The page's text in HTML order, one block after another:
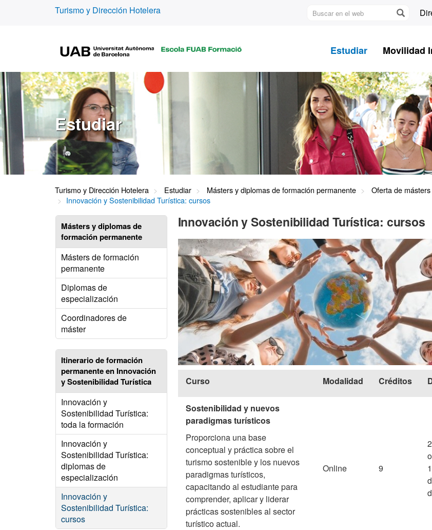
Turismo y Dirección Hotelera
Buscar
B
Estudiar Movilidad
Estudiar
Turismo y Dirección Hotelera Estudiar Másters y diplomas de formación permanente
Oferta de
Innovación y Sostenibilidad Turística: cursos
Másters y diplomas de
formación permanente
Másters de formación
permanente
Diplomas de
especialización
Coordinadores de
máster
Itinerario de formación
permanente en Innovación
y Sostenibilidad Turística
Innovación y
Sostenibilidad Turística:
toda la formación
Innovación y
Sostenibilidad Turística:
diplomas de
especialización
Innovación y
Sostenibilidad Turística:
cursos
Innovación y Sostenibilidad Turística: cursos
Curso Modalidad Créditos
Sostenibilidad y nuevos
paradigmas turísticos
Proporciona una base
conceptual y práctica sobre el
turismo sostenible y los nuevos
paradigmas turísticos,
capacitando al estudiante para
comprender, aplicar y liderar
prácticas sostenibles al sector
turístico actual.
Online 9